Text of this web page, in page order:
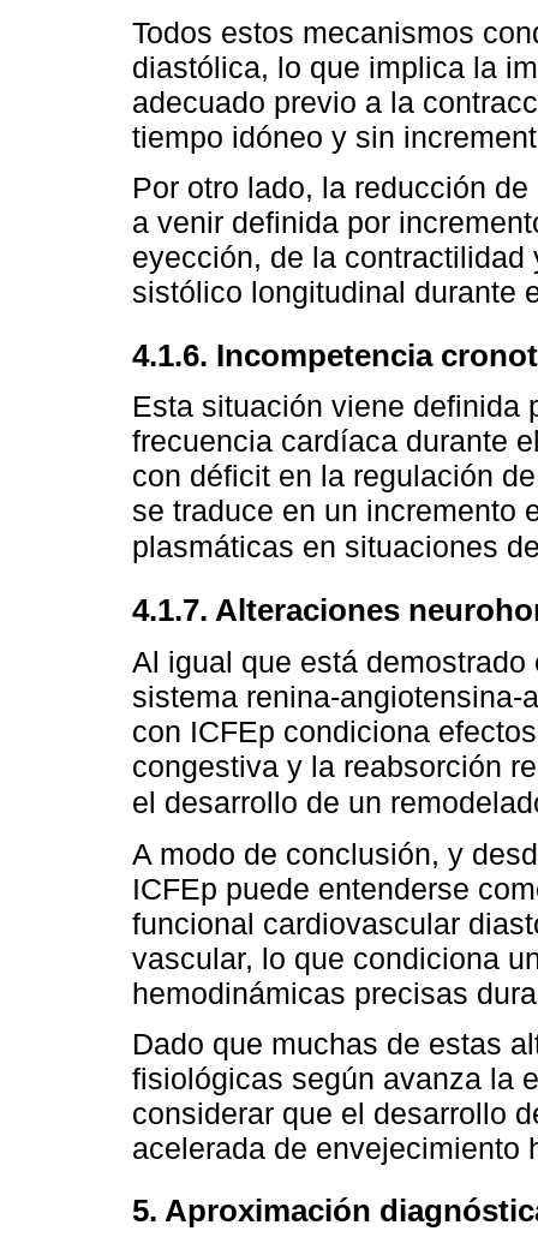
Todos estos mecanismos
diastólica, lo que implica la
adecuado previo a la
tiempo idóneo y sin
Por otro lado, la reducción
a venir definida por
eyección, de la
sistólico longitudinal durante
4.1.6. Incompetencia
Esta situación viene definida
frecuencia cardíaca durante
con déficit en la regulación
se traduce en un incremento
plasmáticas en situaciones
4.1.7. Alteraciones
Al igual que está
sistema renina-
con ICFEp condiciona
congestiva y la reabsorción
el desarrollo de un
A modo de conclusión, y
ICFEp puede entenderse
funcional cardiovascular
vascular, lo que condiciona
hemodinámicas precisas
Dado que muchas de estas
fisiológicas según avanza la
considerar que el desarrollo
acelerada de envejecimiento
5. Aproximación